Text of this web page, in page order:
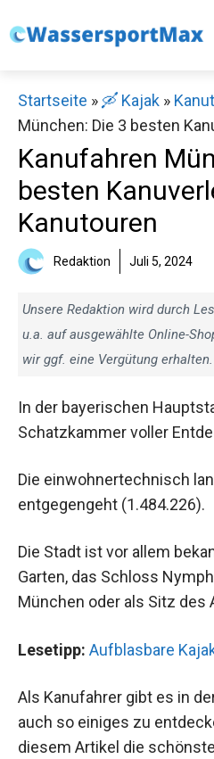
Inhalt
Startseite » 🛶 Kajak »
München: Die 3 besten
Kanufahren
besten
Kanutouren
Redaktion Juli 5, 2024
Unsere Redaktion wird durch
u.a. auf ausgewählte Online-
wir ggf. eine Vergütung erhalten.
In der bayerischen
Schatzkammer voller
Die einwohnertechnisch
entgegengeht (1.484.226).
Die Stadt ist vor allem
Garten, das Schloss
München oder als Sitz des
Lesetipp: Aufblasbare
Als Kanufahrer gibt es in
auch so einiges zu
diesem Artikel die